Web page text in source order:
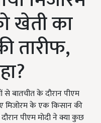
खेती का
तारीफ,
से बातचीत के दौरान पीएम
मिजोरम के एक किसान की
पीएम मोदी ने क्या कुछ